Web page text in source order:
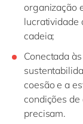
organização
lucratividade
cadeia;
Conectada
coesão e a
condições de
precisam.